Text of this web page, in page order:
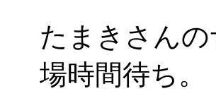
たまきさん
場時間待ち。